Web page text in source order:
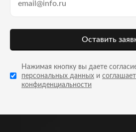
Оставить
Нажимая кнопку вы даете
персональных данных и
конфиденциальности